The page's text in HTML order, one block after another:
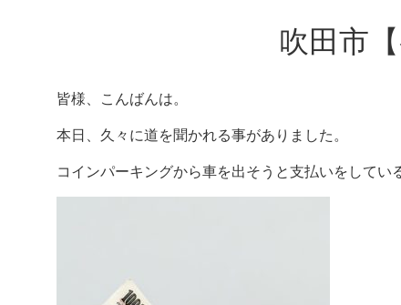
吹田市
皆様、こんばんは。
本日、久々に道を聞かれる事がありました。
コインパーキングから車を出そうと支払いをしてい